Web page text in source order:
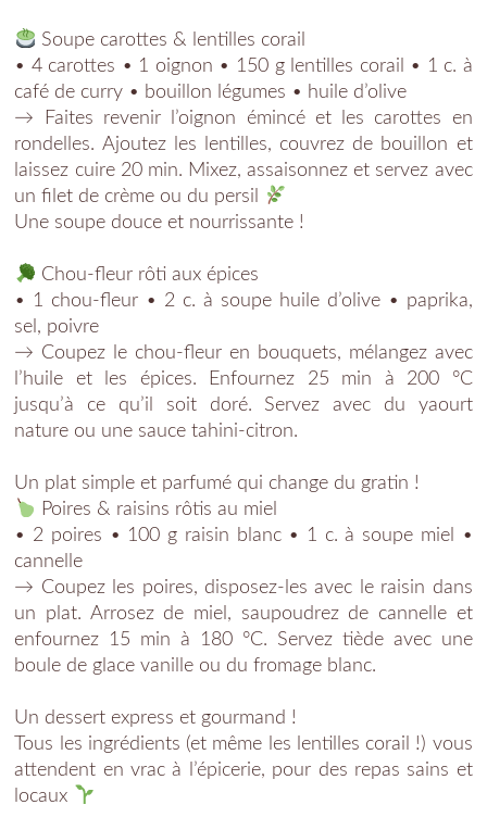
Soupe carottes & lentilles corail
• 4 carottes • 1 oignon • 150 g lentilles corail • 1 c. à
café de curry • bouillon légumes • huile d’olive
→ Faites revenir l’oignon émincé et les carottes en
rondelles. Ajoutez les lentilles, couvrez de bouillon et
laissez cuire 20 min. Mixez, assaisonnez et servez avec
un filet de crème ou du persil
Une soupe douce et nourrissante !
Chou-fleur rôti aux épices
• 1 chou-fleur • 2 c. à soupe huile d’olive • paprika,
sel, poivre
→ Coupez le chou-fleur en bouquets, mélangez avec
l’huile et les épices. Enfournez 25 min à 200 °C
jusqu’à ce qu’il soit doré. Servez avec du yaourt
nature ou une sauce tahini-citron.
Un plat simple et parfumé qui change du gratin !
Poires & raisins rôtis au miel
• 2 poires • 100 g raisin blanc • 1 c. à soupe miel •
cannelle
→ Coupez les poires, disposez-les avec le raisin dans
un plat. Arrosez de miel, saupoudrez de cannelle et
enfournez 15 min à 180 °C. Servez tiède avec une
boule de glace vanille ou du fromage blanc.
Un dessert express et gourmand !
Tous les ingrédients (et même les lentilles corail !) vous
attendent en vrac à l’épicerie, pour des repas sains et
locaux